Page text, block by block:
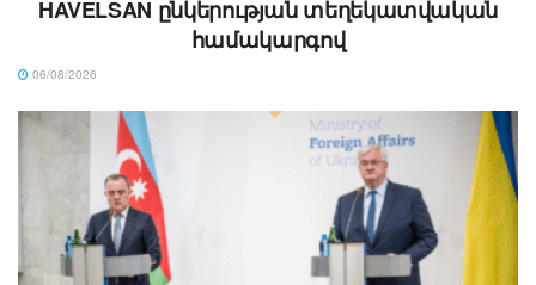
HAVELSAN ընկերության տեղեկատվական
համակարգով
06/08/2026